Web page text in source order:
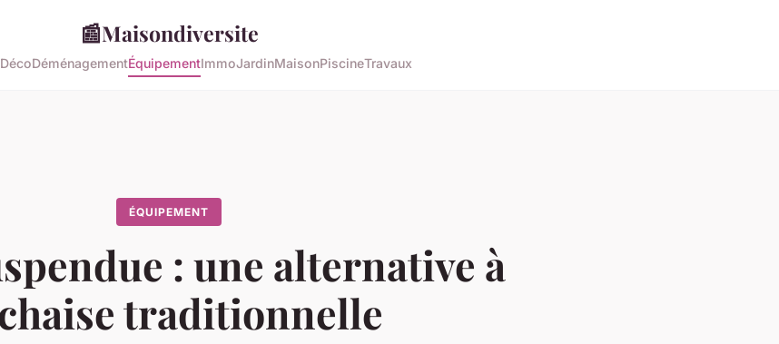
📰Maisondiversite
DécoDéménagementÉquipementImmoJardinMaisonPiscineTravaux
ÉQUIPEMENT
: une alternative à
traditionnelle